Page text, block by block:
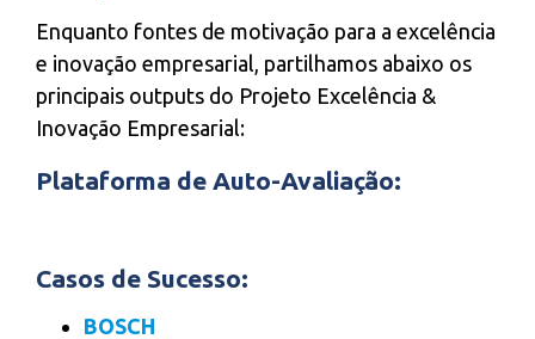
Enquanto fontes de motivação para a excelência
e inovação empresarial, partilhamos abaixo os
principais outputs do Projeto Excelência &
Inovação Empresarial:
Plataforma de Auto-Avaliação:
Casos de Sucesso:
BOSCH